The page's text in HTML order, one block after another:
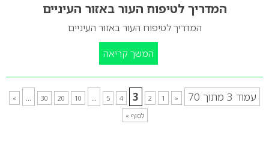
המדריך לטיפוח העור באזור העיניים
המדריך לטיפוח העור באזור העיניים
המשך קריאה
עמוד 3 מתוך 70 «
1
2
3
4
5
...
10
20
30
...
»
לסוף »